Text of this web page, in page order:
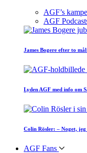
AGF’s
AGF
James Bogere efter to
Lyden AGF med info om
Colin Rösler: – Noget,
AGF Fans